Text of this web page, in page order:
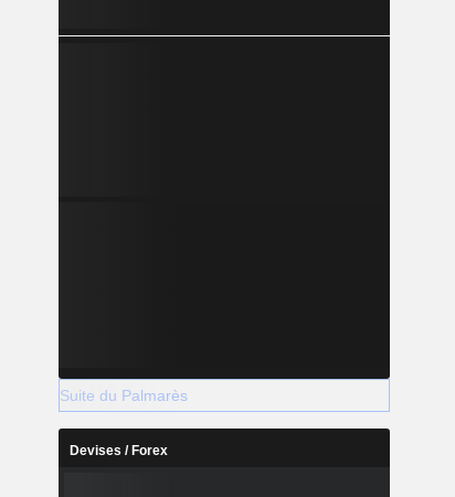
Suite du Palmarès
Devises / Forex